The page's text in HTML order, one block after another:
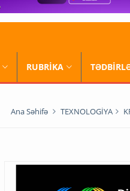
RUBRİKA
Ana Səhifə TEXNOLOGİYA